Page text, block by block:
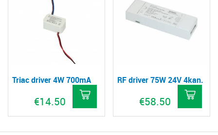
Triac driver 4W 700mA
€14.50
RF driver 75W 24V 4kan.
€58.50